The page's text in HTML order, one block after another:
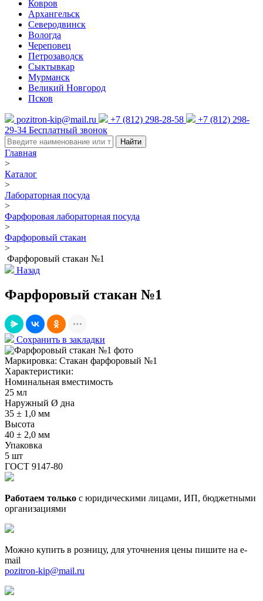
Ковров
Архангельск
Северодвинск
Вологда
Череповец
Петрозаводск
Сыктывкар
Мурманск
Великий Новгород
Псков
pozitron-kip@mail.ru +7 (812) 298-28-58
+7 (812) 298-
29-34 Бесплатный звонок
Найти
Главная
>
Каталог
>
Лабораторная посуда
>
Фарфоровая лабораторная посуда
>
Фарфоровый стакан
>
Фарфоровый стакан №1
Назад
Фарфоровый стакан №1
Сохранить в закладки
Маркировка: Стакан фарфоровый №1
Характеристики:
Номинальная вместимость
25 мл
Наружный Ø дна
35 ± 1,0 мм
Высота
40 ± 2,0 мм
Упаковка
5 шт
ГОСТ 9147-80
Работаем только с юридическими лицами, ИП, бюджетными
организациями
Можно купить в розницу, для уточнения цены пишите на e-
mail
pozitron-kip@mail.ru